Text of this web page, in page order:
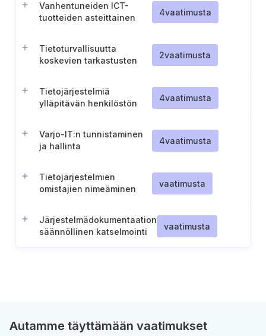
Vanhentuneiden ICT-
tuotteiden asteittainen
4vaatimusta
Tietoturvallisuutta
koskevien tarkastusten
2vaatimusta
Tietojärjestelmiä
ylläpitävän henkilöstön
4vaatimusta
Varjo-IT:n tunnistaminen
ja hallinta
4vaatimusta
Tietojärjestelmien
omistajien nimeäminen
vaatimusta
Järjestelmädokumentaation
säännöllinen katselmointi
vaatimusta
Autamme täyttämään vaatimukset